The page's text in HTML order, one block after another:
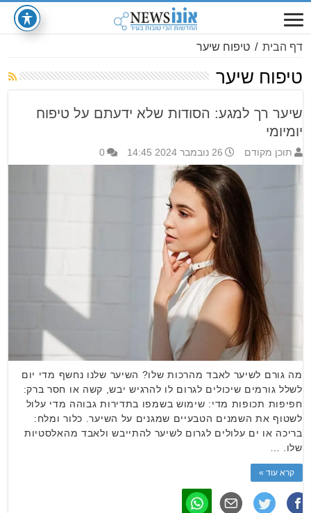
דף הבית / טיפוח שיער
טיפוח שיער
שיער רך למגע: הסודות שלא ידעתם על טיפוח
יומיומי
תוכן מקודם 26 נובמבר 2024 14:45 0
מה גורם לשיער לאבד מהרכות שלו? השיער שלנו נחשף מדי יום
לשלל גורמים שיכולים לגרום לו להרגיש יבש, קשה או חסר ברק:
חפיפות תכופות מדי: שימוש בשמפו בתדירות גבוהה מדי עלול
לשטוף את השמנים הטבעיים שמגנים על השיער. כלור ומלח:
בריכה או ים עלולים לגרום לשיער להתייבש ולאבד מהאלסטיות
שלו. …
קרא עוד »